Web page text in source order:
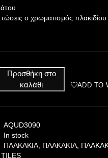
ο χρωματισμός πλακιδίου
Προσθήκη στο
καλάθι
ADD TO
AQUD3090
In stock
ΠΛΑΚΑΚΙΑ, ΠΛΑΚΑΚΙΑ,